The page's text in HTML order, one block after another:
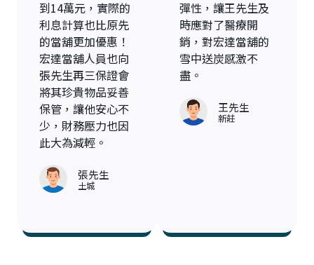
到14萬元，實際的
利息計算也比原先
的當舖更加優惠！
宏達當舖人員也向
張先生再三保證會
將其珍貴物品妥善
保管，讓他安心不
少，財務壓力也因
此大為減輕。
張先生
土城
彈性，讓王先生及
時應對了醫療開
銷，對宏達當舖的
雪中送炭感激不
盡。
王先生
新莊